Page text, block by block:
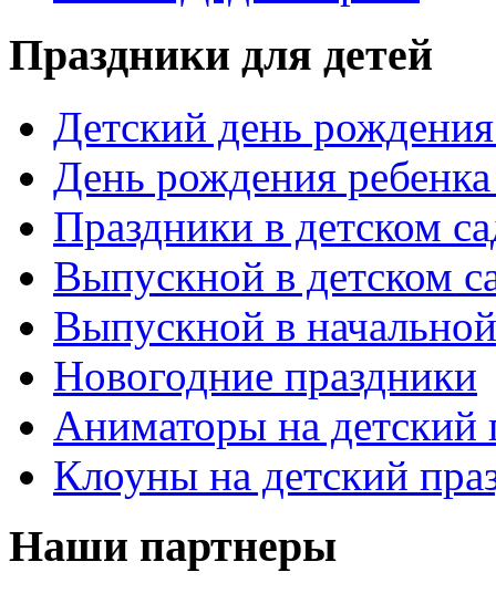
Праздники для детей
Детский день
День рождения
Праздники в детском
Выпускной в детском
Выпускной в
Новогодние праздники
Аниматоры на детский
Клоуны на детский
Наши партнеры